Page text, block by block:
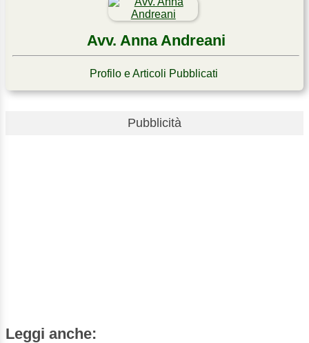
Avv. Anna Andreani
Profilo e Articoli Pubblicati
Pubblicità
Leggi anche: